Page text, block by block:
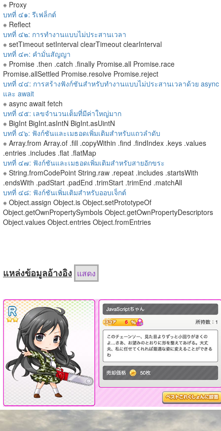
※ Proxy
บทที่ ๔๑: รีเฟล็กต์
※ Reflect
บทที่ ๔๒: การทำงานแบบไม่ประสานเวลา
※ setTimeout setInterval clearTimeout clearInterval
บทที่ ๔๓: คำมั่นสัญญา
※ Promise .then .catch .finally Promise.all Promise.race
Promise.allSettled Promise.resolve Promise.reject
บทที่ ๔๔: การสร้างฟังก์ชันสำหรับทำงานแบบไม่ประสานเวลาด้วย async
และ await
※ async await fetch
บทที่ ๔๕: เลขจำนวนเต็มที่มีค่าใหญ่มาก
※ BigInt BigInt.asIntN BigInt.asUintN
บทที่ ๔๖: ฟังก์ชันและเมธอดเพิ่มเติมสำหรับแถวลำดับ
※ Array.from Array.of .fill .copyWithin .find .findIndex .keys .values
.entries .includes .flat .flatMap
บทที่ ๔๗: ฟังก์ชันและเมธอดเพิ่มเติมสำหรับสายอักขระ
※ String.fromCodePoint String.raw .repeat .includes .startsWith
.endsWith .padStart .padEnd .trimStart .trimEnd .matchAll
บทที่ ๔๘: ฟังก์ชันเพิ่มเติมสำหรับออบเจ็กต์
※ Object.assign Object.is Object.setPrototypeOf
Object.getOwnPropertySymbols Object.getOwnPropertyDescriptors
Object.values Object.entries Object.fromEntries
แหล่งข้อมูลอ้างอิง แสดง